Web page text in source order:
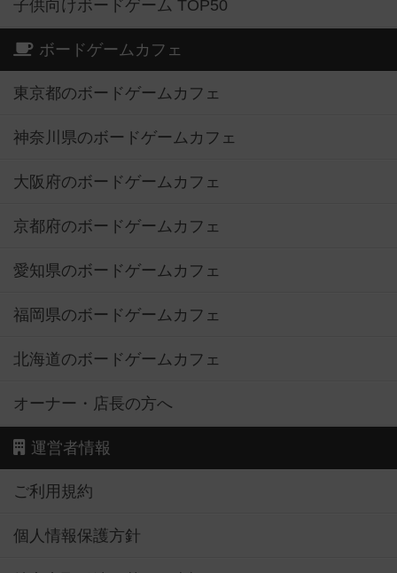
子供向けボードゲーム TOP50
ボードゲームカフェ
東京都のボードゲームカフェ
神奈川県のボードゲームカフェ
大阪府のボードゲームカフェ
京都府のボードゲームカフェ
愛知県のボードゲームカフェ
福岡県のボードゲームカフェ
北海道のボードゲームカフェ
オーナー・店長の方へ
運営者情報
ご利用規約
個人情報保護方針